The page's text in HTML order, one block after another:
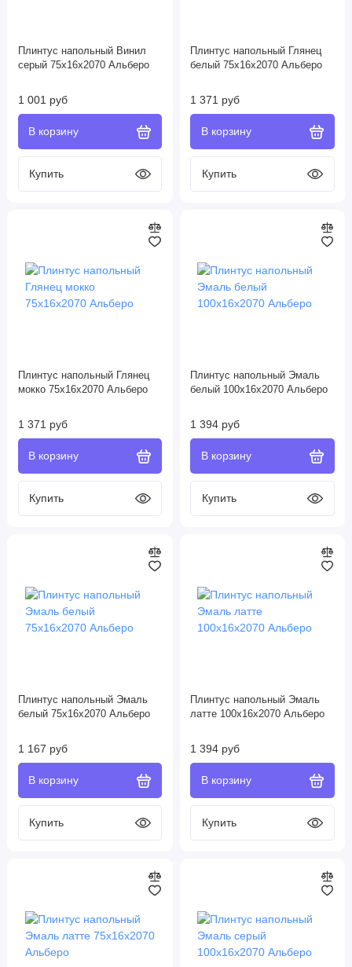
Плинтус напольный Винил
серый 75х16х2070 Альберо
1 001 руб
Плинтус напольный Глянец
белый 75х16х2070 Альберо
1 371 руб
Плинтус напольный Глянец
мокко 75х16х2070 Альберо
1 371 руб
Плинтус напольный Эмаль
белый 100х16х2070 Альберо
1 394 руб
Плинтус напольный Эмаль
белый 75х16х2070 Альберо
1 167 руб
Плинтус напольный Эмаль
латте 100х16х2070 Альберо
1 394 руб